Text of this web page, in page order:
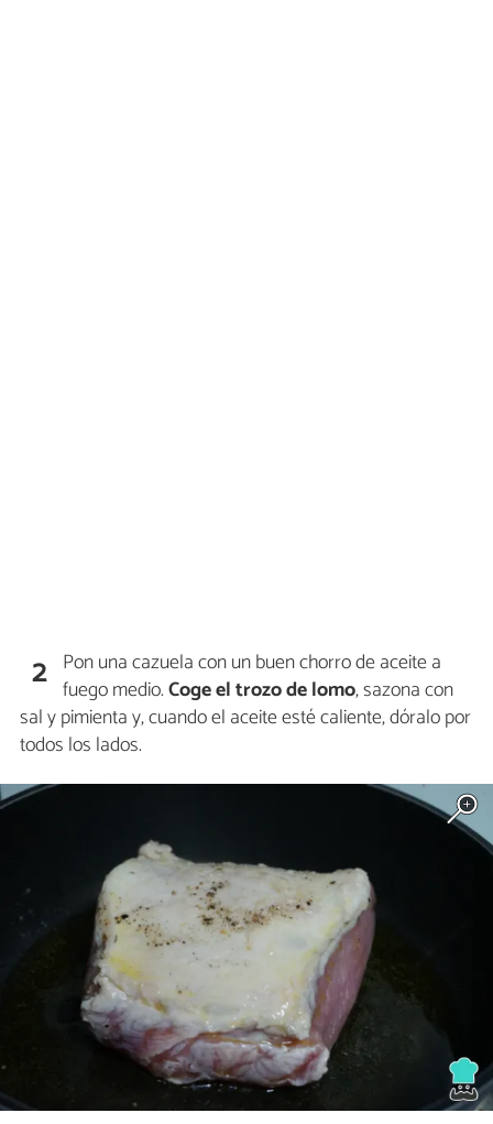
2 Pon una cazuela con un buen chorro de aceite a
fuego medio.Coge el trozo de lomo, sazona con
sal y pimienta y, cuando el aceite esté caliente, dóralo por
todos los lados.